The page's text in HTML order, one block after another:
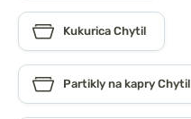
Kukurica Chytil
Partikly na kapry Chytil